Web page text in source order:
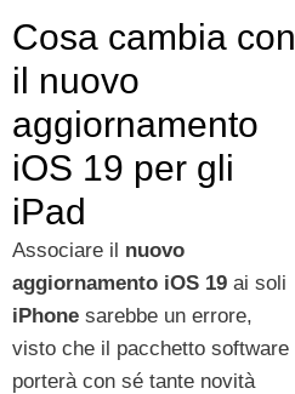
Cosa cambia con
il nuovo
aggiornamento
iOS 19 per gli
iPad
Associare il nuovo
aggiornamento iOS 19ai soli
iPhonesarebbe un errore,
visto che il pacchetto software
porterà con sé tante novità